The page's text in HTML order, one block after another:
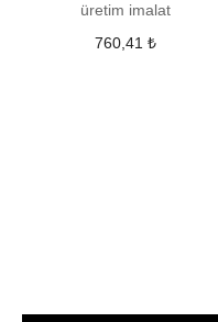
üretim imalat
760,41 ₺